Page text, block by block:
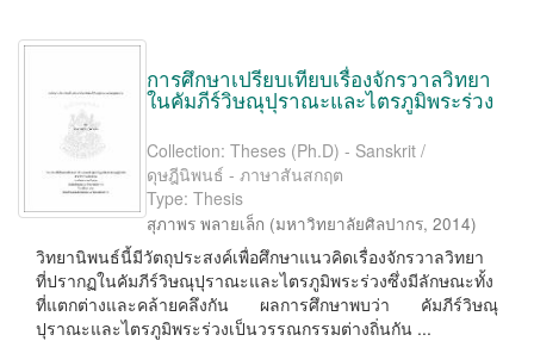
การศึกษาเปรียบเทียบเรื่องจักรวาลวิทยา
ในคัมภีร์วิษณุปุราณะและไตรภูมิพระร่วง
Collection: Theses (Ph.D) - Sanskrit /
ดุษฎีนิพนธ์ - ภาษาสันสกฤต
Type: Thesis
สุภาพร พลายเล็ก (มหาวิทยาลัยศิลปากร, 2014)
วิทยานิพนธ์นี้มีวัตถุประสงค์เพื่อศึกษาแนวคิดเรื่องจักรวาลวิทยา
ที่ปรากฏในคัมภีร์วิษณุปุราณะและไตรภูมิพระร่วงซึ่งมีลักษณะทั้ง
ที่แตกต่างและคล้ายคลึงกัน ผลการศึกษาพบว่า คัมภีร์วิษณุ
ปุราณะและไตรภูมิพระร่วงเป็นวรรณกรรมต่างถิ่นกัน ...